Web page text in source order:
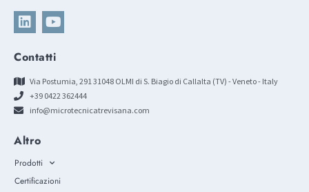
Contatti
Via Postumia, 291 31048 OLMI di S. Biagio di Callalta (TV) - Veneto - Italy
+39 0422 362444
info@microtecnicatrevisana.com
Altro
Prodotti
Certificazioni